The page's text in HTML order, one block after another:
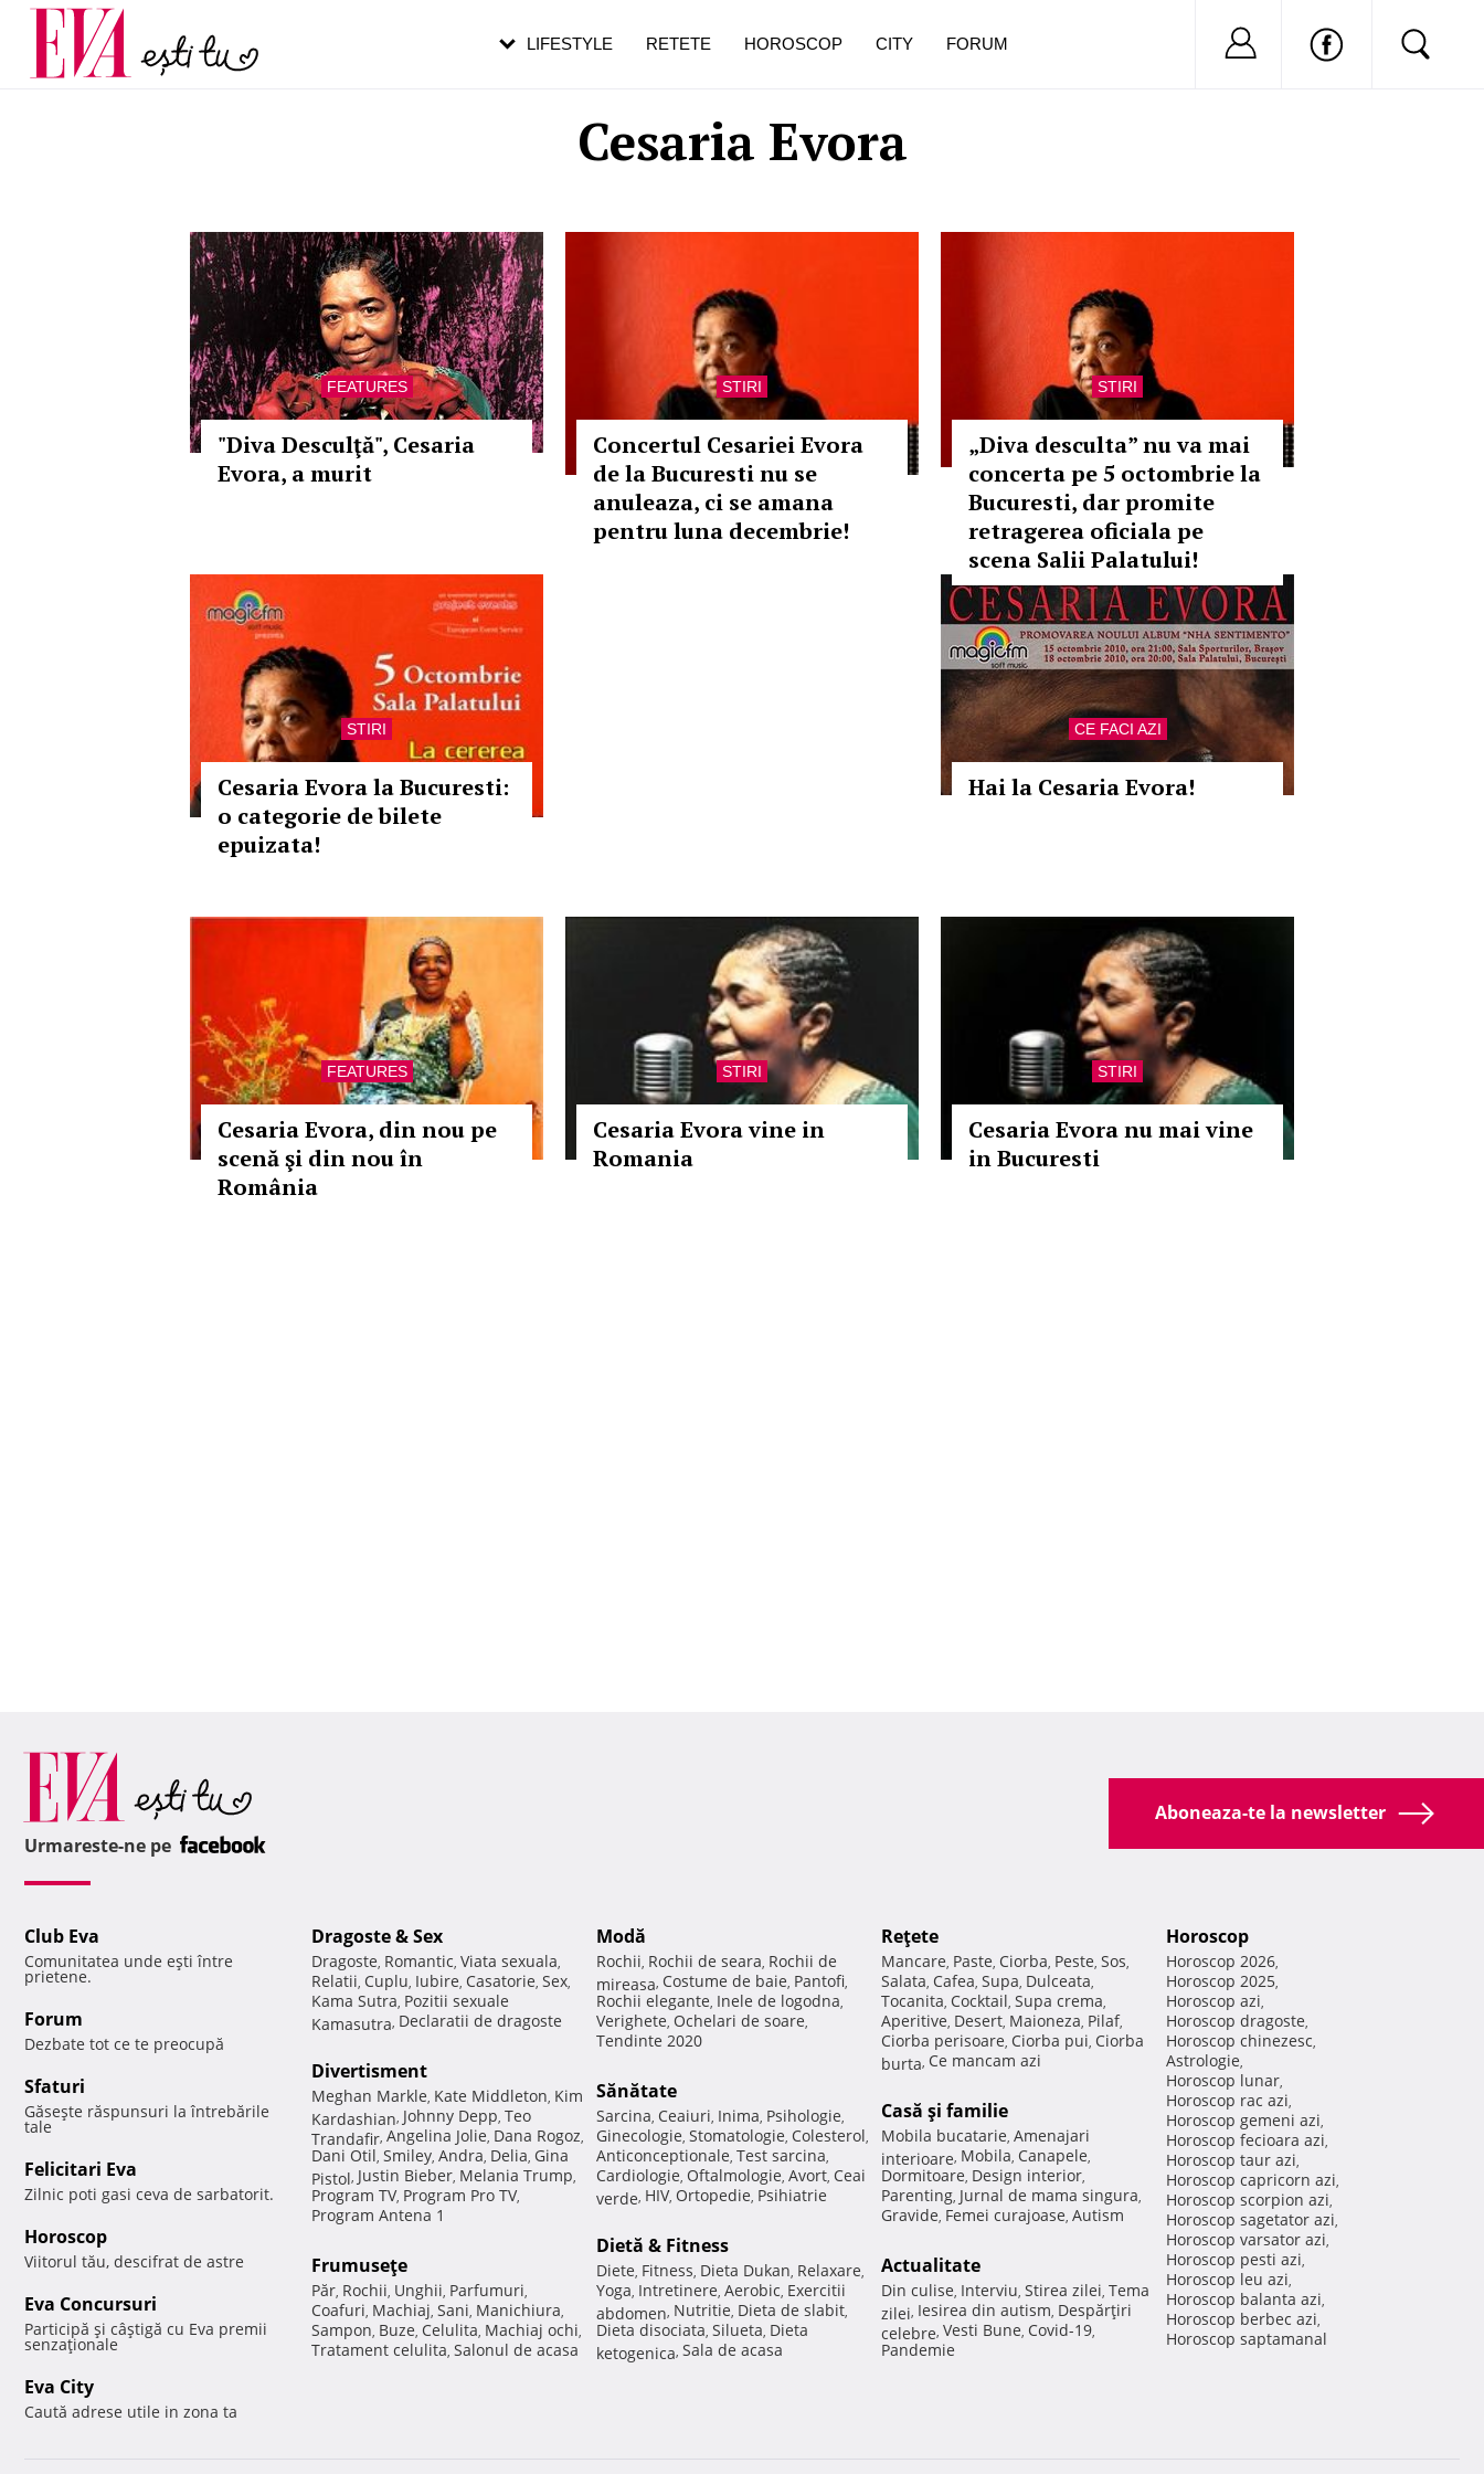
Cesaria Evora
FEATURES
"Diva Desculţă", Cesaria
Evora, a murit
STIRI
Concertul Cesariei Evora
de la Bucuresti nu se
anuleaza, ci se amana
pentru luna decembrie!
STIRI
„Diva desculta” nu va mai
concerta pe 5 octombrie la
Bucuresti, dar promite
retragerea oficiala pe
scena Salii Palatului!
STIRI
Cesaria Evora la Bucuresti:
o categorie de bilete
epuizata!
CE FACI AZI
Hai la Cesaria Evora!
FEATURES
Cesaria Evora, din nou pe
scenă şi din nou în
România
STIRI
Cesaria Evora vine in
Romania
STIRI
Cesaria Evora nu mai vine
in Bucuresti
LIFESTYLE RETETE HOROSCOP CITY FORUM Nu ai cont?
Carieră
Actualitate
pe măsură ce înaintezi în vârstă
de dureroasă este investigația
Aboneaza-te la newsletter
Urmareste-ne pe
Club Eva
Comunitatea unde eşti între
prietene.
Forum
Dezbate tot ce te preocupă
Sfaturi
Găseşte răspunsuri la întrebările
tale
Felicitari Eva
Zilnic poti gasi ceva de sarbatorit.
Horoscop
Viitorul tău, descifrat de astre
Eva Concursuri
Participă şi câştigă cu Eva premii
senzaţionale
Eva City
Caută adrese utile in zona ta
Dragoste & Sex
Dragoste, Romantic, Viata sexuala,
Relatii, Cuplu, Iubire, Casatorie, Sex,
Kama Sutra, Pozitii sexuale
Kamasutra, Declaratii de dragoste
Divertisment
Meghan Markle, Kate Middleton, Kim
Kardashian, Johnny Depp, Teo
Trandafir, Angelina Jolie, Dana Rogoz,
Dani Otil, Smiley, Andra, Delia, Gina
Pistol, Justin Bieber, Melania Trump,
Program TV, Program Pro TV,
Program Antena 1
Frumuseţe
Păr, Rochii, Unghii, Parfumuri,
Coafuri, Machiaj, Sani, Manichiura,
Sampon, Buze, Celulita, Machiaj ochi,
Tratament celulita, Salonul de acasa
Modă
Rochii, Rochii de seara, Rochii de
mireasa, Costume de baie, Pantofi,
Rochii elegante, Inele de logodna,
Verighete, Ochelari de soare,
Tendinte 2020
Sănătate
Sarcina, Ceaiuri, Inima, Psihologie,
Ginecologie, Stomatologie, Colesterol,
Anticonceptionale, Test sarcina,
Cardiologie, Oftalmologie, Avort, Ceai
verde, HIV, Ortopedie, Psihiatrie
Dietă & Fitness
Diete, Fitness, Dieta Dukan, Relaxare,
Yoga, Intretinere, Aerobic, Exercitii
abdomen, Nutritie, Dieta de slabit,
Dieta disociata, Silueta, Dieta
ketogenica, Sala de acasa
Reţete
Mancare, Paste, Ciorba, Peste, Sos,
Salata, Cafea, Supa, Dulceata,
Tocanita, Cocktail, Supa crema,
Aperitive, Desert, Maioneza, Pilaf,
Ciorba perisoare, Ciorba pui, Ciorba
burta, Ce mancam azi
Casă şi familie
Mobila bucatarie, Amenajari
interioare, Mobila, Canapele,
Dormitoare, Design interior,
Parenting, Jurnal de mama singura,
Gravide, Femei curajoase, Autism
Actualitate
Din culise, Interviu, Stirea zilei, Tema
zilei, Iesirea din autism, Despărţiri
celebre, Vesti Bune, Covid-19,
Pandemie
Horoscop
Horoscop 2026,
Horoscop 2025,
Horoscop azi,
Horoscop dragoste,
Horoscop chinezesc,
Astrologie,
Horoscop lunar,
Horoscop rac azi,
Horoscop gemeni azi,
Horoscop fecioara azi,
Horoscop taur azi,
Horoscop capricorn azi,
Horoscop scorpion azi,
Horoscop sagetator azi,
Horoscop varsator azi,
Horoscop pesti azi,
Horoscop leu azi,
Horoscop balanta azi,
Horoscop berbec azi,
Horoscop saptamanal